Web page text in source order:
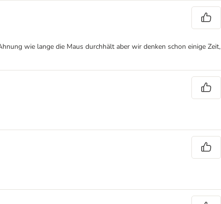
wie lange die Maus durchhält aber wir denken schon einige Zeit,